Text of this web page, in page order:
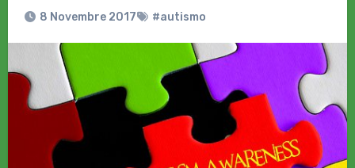
8 Novembre 2017 #autismo